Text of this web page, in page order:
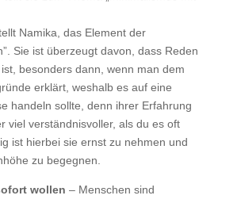
Namika, das Element der
Sie ist überzeugt davon, dass Reden
besonders dann, wenn man dem
erklärt, weshalb es auf eine
handeln sollte, denn ihrer Erfahrung
viel verständnisvoller, als du es oft
ist hierbei sie ernst zu nehmen und
zu begegnen.
wollen – Menschen sind